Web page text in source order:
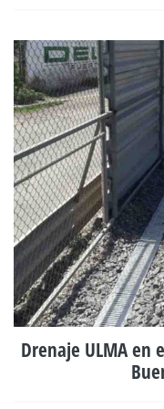
Drenaje ULMA en